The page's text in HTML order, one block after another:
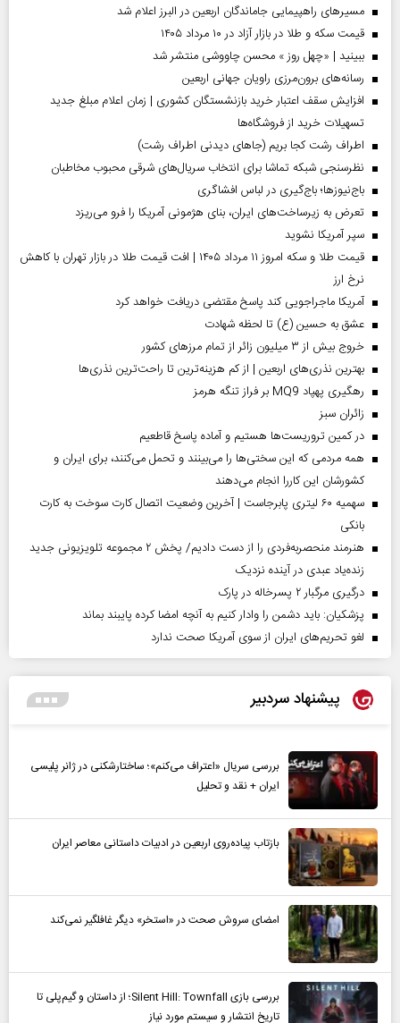
مسیر‌های راهپیمایی جاماندگان اربعین در البرز اعلام شد
قیمت سکه و طلا در بازار آزاد در ۱۰ مرداد ۱۴۰۵
ببینید | «چهل روز » محسن چاووشی منتشر شد
رسانه‌های برون‌مرزی راویان جهانی اربعین
افزایش سقف اعتبار خرید بازنشستگان کشوری | زمان اعلام مبلغ جدید
تسهیلات خرید از فروشگاه‌ها
اطراف رشت کجا بریم (جاهای دیدنی اطراف رشت)
نظرسنجی شبکه تماشا برای انتخاب سریال‌های شرقی محبوب مخاطبان
باج‌نیوزها؛ باج‌گیری در لباس افشاگری
تعرض به زیرساخت‌های ایران، بنای هژمونی آمریکا را فرو می‌ریزد
سپر آمریکا نشوید
قیمت طلا و سکه امروز ۱۱ مرداد ۱۴۰۵ | افت قیمت طلا در بازار تهران با کاهش
نرخ ارز
آمریکا ماجراجویی کند پاسخ مقتضی دریافت خواهد کرد
عشق به حسین (ع) تا لحظه شهادت
خروج بیش از ۳ میلیون زائر از تمام مرز‌های کشور
بهترین نذری‌های اربعین | از کم هزینه‌ترین تا راحت‌ترین نذری‌ها
رهگیری پهپاد MQ9 بر فراز تنگه هرمز
‌زائران سبز
در کمین تروریست‌ها هستیم و آماده پاسخ قاطعیم
همه مردمی که این سختی‌ها را می‌بینند و تحمل می‌کنند، برای ایران و
کشورشان این کاررا انجام می‌دهند
سهمیه ۶۰ لیتری پابرجاست | آخرین وضعیت اتصال کارت سوخت به کارت
بانکی
هنرمند منحصر‌به‌فردی را از دست دادیم/ پخش ۲ مجموعه تلویزیونی جدید
زنده‌یاد عبدی در آینده نزدیک
درگیری مرگبار ۲ پسرخاله در پارک
پزشکیان: باید دشمن را وادار کنیم به آنچه امضا کرده پایبند بماند
لغو تحریم‌های ایران از سوی آمریکا صحت ندارد
پیشنهاد سردبیر
بررسی سریال «اعتراف می‌کنم»؛ ساختارشکنی در ژانر پلیسی
ایران + نقد و تحلیل
بازتاب پیاده‌روی اربعین در ادبیات داستانی معاصر ایران
امضای سروش صحت در «استخر» دیگر غافلگیر نمی‌کند
بررسی بازی Silent Hill: Townfall؛ از داستان و گیم‌پلی تا
تاریخ انتشار و سیستم مورد نیاز